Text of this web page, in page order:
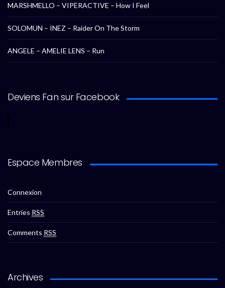
MARSHMELLO – VIPERACTIVE – How I Feel
SOLOMUN – INEZ – Raider On The Storm
ANGELE – AMELIE LENS – Run
Deviens Fan sur Facebook
Espace Membres
Connexion
Entries RSS
Comments RSS
Archives